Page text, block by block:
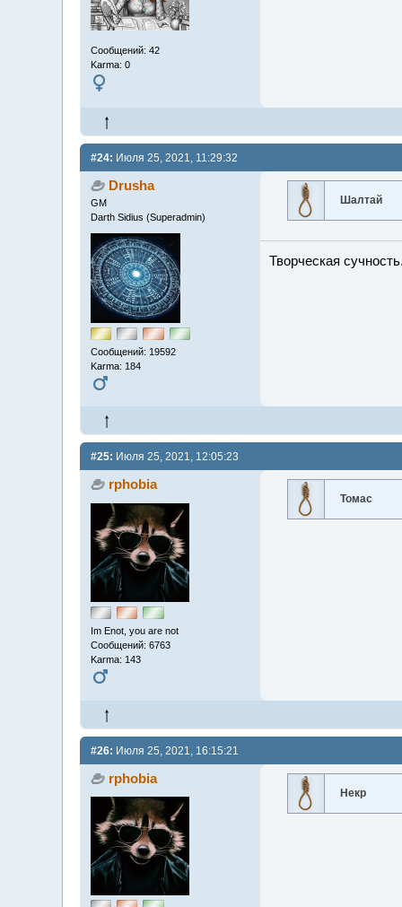
Сообщений: 42
Karma: 0
#24: Июля 25, 2021, 11:29:32
Drusha
GM
Darth Sidius (Superadmin)
Сообщений: 19592
Karma: 184
Шалтай
Творческая
#25: Июля 25, 2021, 12:05:23
rphobia
Im Enot, you are not
Сообщений: 6763
Karma: 143
Томас
#26: Июля 25, 2021, 16:15:21
rphobia
Некр